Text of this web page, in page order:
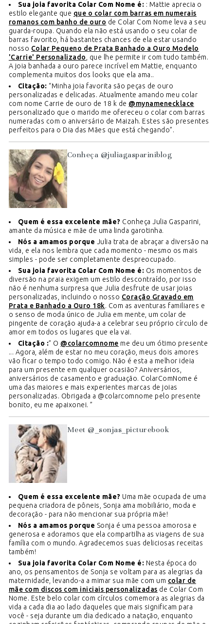
Sua joia favorita Colar Com Nome é: : Mattie aprecia o
estilo elegante que que o colar com barras em numerais
romanos com banho de ouro de Colar Com Nome leva a seu
guarda-roupa. Quando ela não está usando o seu colar de
barras favorito, há bastantes chances de ela estar usando
nosso Colar Pequeno de Prata Banhado a Ouro Modelo
'Carrie' Personalizado, que lhe permite ir com tudo também.
A joia banhada a ouro parece incrível em Mattie, enquanto
complementa muitos dos looks que ela ama..
Citação: “Minha joia favorita são peças de ouro
personalizadas e delicadas. Atualmente amando meu colar
com nome Carrie de ouro de 18 k de @mynamenecklace
personalizado que o marido me ofereceu o colar com barras
numeradas com o aniversário de Maizah. Estes são presentes
perfeitos para o Dia das Mães que está chegando”.
Conheça @juliagaspariniblog
Quem é essa excelente mãe? Conheça Julia Gasparini,
amante da música e mãe de uma linda garotinha.
Nós a amamos porque Julia trata de abraçar a diversão na
vida, e ela nos lembra que cada momento - mesmo os mais
simples - pode ser completamente despreocupado.
Sua joia favorita Colar Com Nome é: Os momentos de
diversão na praia exigem um estilo descontraído, por isso
não é nenhuma surpresa que Julia desfrute de usar joias
personalizadas, incluindo o nosso Coração Gravado em
Prata e Banhado a Ouro 18k. Com as aventuras familiares e
o senso de moda único de Julia em mente, um colar de
pingente de coração ajuda-a a celebrar seu próprio círculo de
amor em todos os lugares que ela vai.
Citação :” O @colarcomnome me deu um ótimo presente
... Agora, além de estar no meu coração, meus dois amores
vão ficar o tempo todo comigo. Não é esta a melhor ideia
para um presente em qualquer ocasião? Aniversários,
aniversários de casamento e graduação. ColarComNome é
uma das maiores e mais experientes marcas de joias
personalizadas. Obrigada a @colarcomnome pelo presente
bonito, eu me apaixonei. ”
Meet @_sonjas_picturebook
Quem é essa excelente mãe? Uma mãe ocupada de uma
pequena criadora de pôneis, Sonja ama mobiliário, moda e
decoração - para não mencionar sua própria mãe!
Nós a amamos porque Sonja é uma pessoa amorosa e
generosa e adoramos que ela compartilha as viagens de sua
família com o mundo. Agradecemos suas deliciosas receitas
também!
Sua joia favorita Colar Com Nome é: Nesta época do
ano, os pensamentos de Sonja se voltam para as alegrias da
maternidade, levando-a a mimar sua mãe com um colar de
mãe com discos com iniciais personalizadas de Colar Com
Nome. Este belo colar com círculos comemora as alegrias da
vida a cada dia ao lado daqueles que mais significam para
você - seja durante um dia dedicado a natação, enquanto